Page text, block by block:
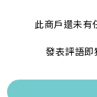
此商戶還未有
發表評語即